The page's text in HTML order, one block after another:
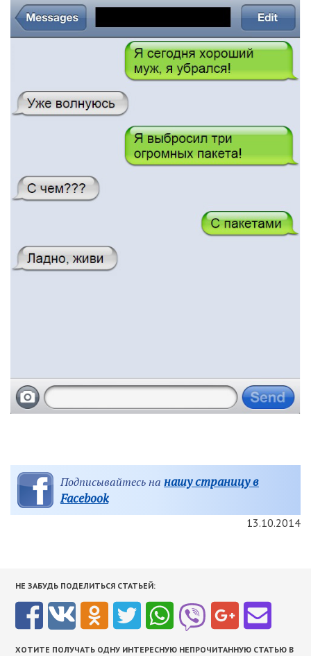
Подписывайтесь на нашу страницу в
Facebook
13.10.2014
НЕ ЗАБУДЬ ПОДЕЛИТЬСЯ СТАТЬЕЙ:
ХОТИТЕ ПОЛУЧАТЬ ОДНУ ИНТЕРЕСНУЮ НЕПРОЧИТАННУЮ СТАТЬЮ В